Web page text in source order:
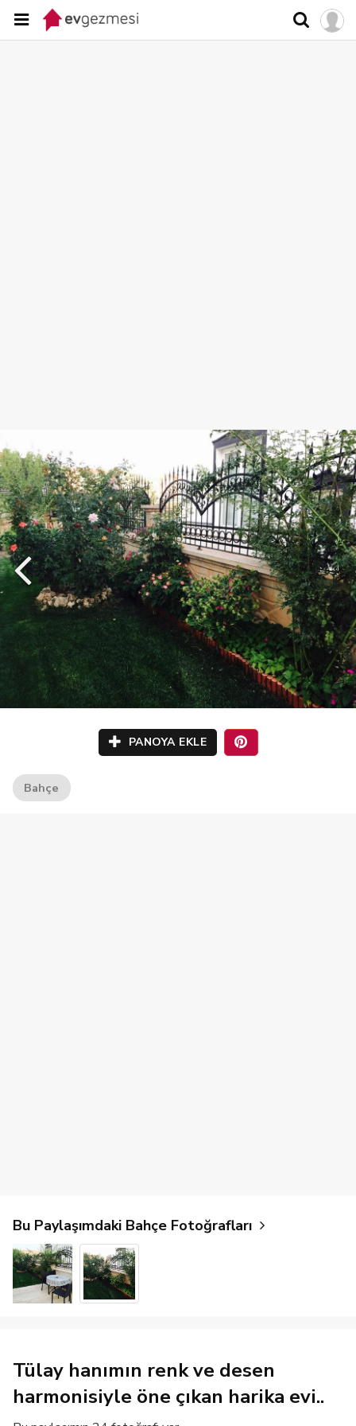
PANOYA EKLE
Bahçe
Bu Paylaşımdaki Bahçe Fotoğrafları
Tülay hanımın renk ve desen
harmonisiyle öne çıkan harika evi..